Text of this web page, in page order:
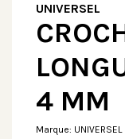
UNIVERSEL
4 MM
Marque: UNIVERSEL